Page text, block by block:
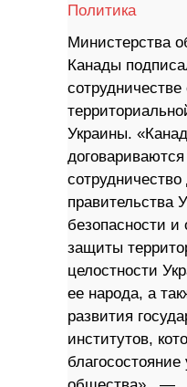
Политика
Министерства
Канады
Украины.
правительства
безопасности
защиты
целостности
ее народа, а
развития
институтов,
благосостояние